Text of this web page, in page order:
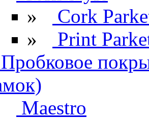
»
Cork
»
Print
Пробковое
Maestro